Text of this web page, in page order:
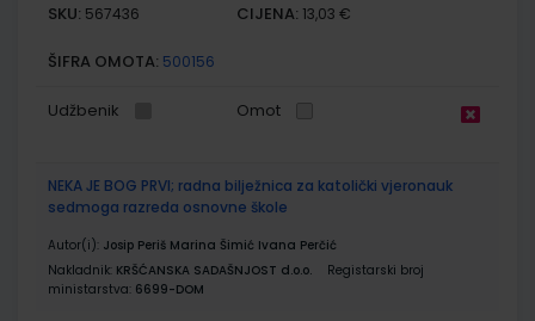
SKU: 567436 CIJENA: 13,03 €
ŠIFRA OMOTA: 500156
Udžbenik Omot
NEKA JE BOG PRVI; radna bilježnica za katolički vjeronauk
sedmoga razreda osnovne škole
Autor(i): Josip Periš Marina Šimić Ivana Perčić
Nakladnik: KRŠĆANSKA SADAŠNJOST d.o.o.
Registarski broj
ministarstva: 6699-DOM